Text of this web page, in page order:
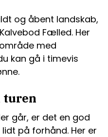
og åbent landskab,
Fælled. Her
med
kan gå i timevis
turen
går, er det en god
på forhånd. Her er